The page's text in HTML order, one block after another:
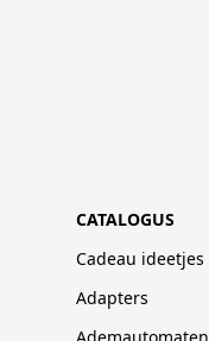
CATALOGUS
Cadeau ideetjes
Adapters